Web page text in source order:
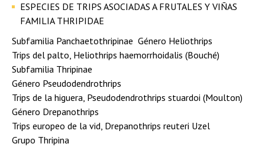
ESPECIES DE TRIPS ASOCIADAS A FRUTALES Y VIÑAS
FAMILIA THRIPIDAE
Subfamilia Panchaetothripinae Género Heliothrips
Trips del palto, Heliothrips haemorrhoidalis (Bouché)
Subfamilia Thripinae
Género Pseudodendrothrips
Trips de la higuera, Pseudodendrothrips stuardoi (Moulton)
Género Drepanothrips
Trips europeo de la vid, Drepanothrips reuteri Uzel
Grupo Thripina